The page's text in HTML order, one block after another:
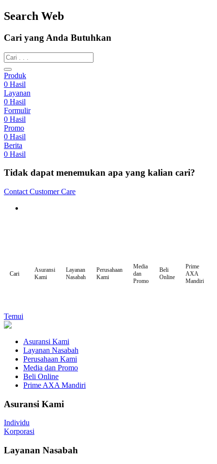
Search Web
Cari yang Anda Butuhkan
Produk
0 Hasil
Layanan
0 Hasil
Formulir
0 Hasil
Promo
0 Hasil
Berita
0 Hasil
Tidak dapat menemukan apa yang kalian cari?
Contact Customer Care
Cari
Asuransi
Kami
Layanan
Nasabah
Perusahaan
Kami
Media
dan
Promo
Beli
Online
Prime
AXA
Mandiri
Temui
Asuransi Kami
Layanan Nasabah
Perusahaan Kami
Media dan Promo
Beli Online
Prime AXA Mandiri
Asuransi Kami
Individu
Korporasi
Layanan Nasabah